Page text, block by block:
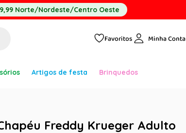
Norte/Nordeste/Centro Oeste
Favoritos Minha Conta
Artigos de festa Brinquedos
Freddy Krueger Adulto